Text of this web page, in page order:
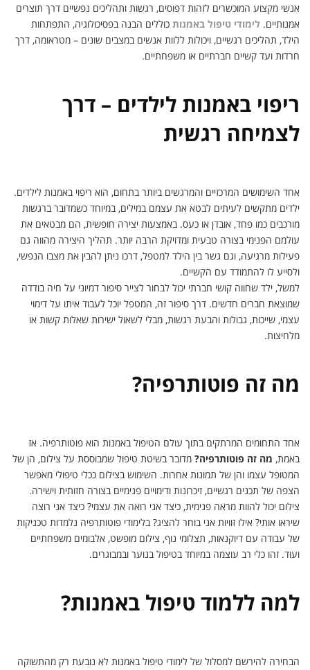
אנשי מקצוע המוכשרים לזהות דפוסים, רגשות ותהליכים נפשיים דרך תוצרים
אמנותיים. לימודי טיפול באמנות כוללים הבנה בפסיכולוגיה, התפתחות
הילד, תהליכים רגשיים, ויכולות ללוות אנשים במצבים שונים – מטראומה, דרך
חרדות ועד קשיים חברתיים או משפחתיים.
ריפוי באמנות לילדים – דרך
לצמיחה רגשית
אחד השימושים המרכזיים והמרגשים ביותר בתחום, הוא ריפוי באמנות לילדים.
ילדים מתקשים לעיתים לבטא את עצמם במילים, במיוחד כשמדובר ברגשות
מורכבים כמו פחד, אובדן או כעס. באמצעות יצירה חופשית, הם מבטאים את
עולמם הפנימי בצורה טבעית ומדויקת הרבה יותר. תהליך היצירה מהווה גם
פעילות מרגיעה, וגם גשר בין הילד למטפל, דרכו ניתן להבין את מצבו הנפשי,
ולסייע לו להתמודד עם הקשיים.
למשל, ילד שחווה קושי חברתי יכול לבחור לצייר סיפור דמיוני על חיה בודדה
שמוצאת חברים חדשים. דרך סיפור זה, המטפל יוכל לעבוד איתו על דימוי
עצמי, שייכות, גבולות והבעת רגשות, מבלי לשאול ישירות שאלות קשות או
מלחיצות.
מה זה פוטותרפיה?
אחד התחומים המרתקים בתוך עולם הטיפול באמנות הוא פוטותרפיה. אז
באמת, מה זה פוטותרפיה? מדובר בשיטת טיפול שמבוססת על צילום, הן של
המטופל עצמו והן של תמונות אחרות. השימוש בצילום ככלי טיפולי מאפשר
הצפה של תכנים רגשיים, זיכרונות ודימויים פנימיים בצורה חזותית וישירה.
צילום יכול להוות מראה פנימית, כיצד אני רואה את עצמי? כיצד אני רוצה
שיראו אותי? אילו זוויות אני בוחר להציג? בלימודי פוטותרפיה נלמדות טכניקות
של עבודה עם דיוקנאות, תצלומי נוף, צילום מופשט, אלבומים משפחתיים
ועוד. זהו כלי רב עוצמה במיוחד בטיפול בנוער ובמבוגרים.
למה ללמוד טיפול באמנות?
הבחירה להירשם למסלול של לימודי טיפול באמנות לא נובעת רק מהתשוקה